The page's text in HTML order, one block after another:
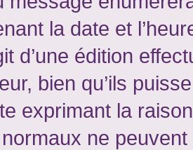
la date et
d’une édition
bien qu’ils
exprimant la
ne